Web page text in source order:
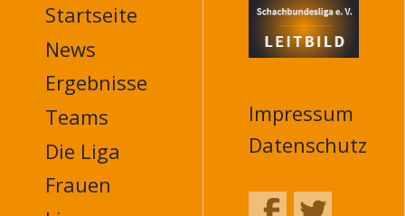
MAIN
NAVIGATION
FOOTER
Startseite
News
Ergebnisse
Teams
Die Liga
Frauen
Impressum
Datenschutz